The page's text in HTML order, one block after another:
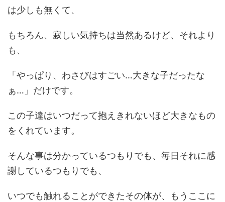
は少しも無くて、
もちろん、寂しい気持ちは当然あるけど、それより
も、
「やっぱり、わさびはすごい…大きな子だったな
ぁ…」だけです。
この子達はいつだって抱えきれないほど大きなもの
をくれています。
そんな事は分かっているつもりでも、毎日それに感
謝しているつもりでも、
いつでも触れることができたその体が、もうここに